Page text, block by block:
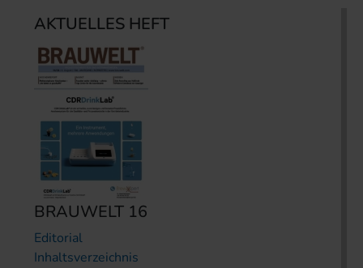
AKTUELLES HEFT
BRAUWELT 16
Editorial
Inhaltsverzeichnis